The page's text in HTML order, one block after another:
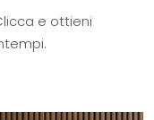
e ottieni